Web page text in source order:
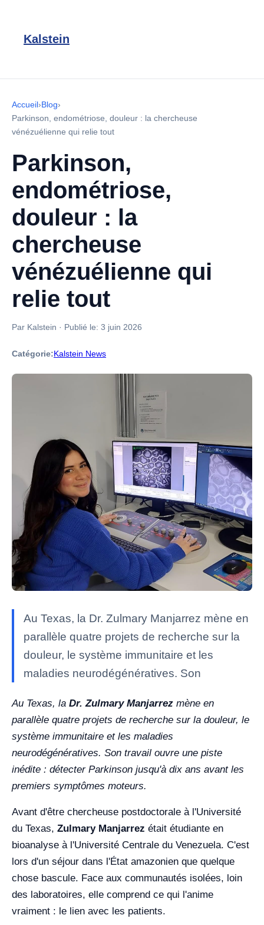
Kalstein
Accueil›Blog›
Parkinson, endométriose, douleur : la chercheuse
vénézuélienne qui relie tout
Parkinson,
endométriose,
douleur : la
chercheuse
vénézuélienne qui
relie tout
Par Kalstein · Publié le: 3 juin 2026
Catégorie:Kalstein News
Au Texas, la Dr. Zulmary Manjarrez mène en
parallèle quatre projets de recherche sur la
douleur, le système immunitaire et les
maladies neurodégénératives. Son
Au Texas, la Dr. Zulmary Manjarrez mène en
parallèle quatre projets de recherche sur la douleur, le
système immunitaire et les maladies
neurodégénératives. Son travail ouvre une piste
inédite : détecter Parkinson jusqu'à dix ans avant les
premiers symptômes moteurs.
Avant d'être chercheuse postdoctorale à l'Université
du Texas, Zulmary Manjarrez était étudiante en
bioanalyse à l'Université Centrale du Venezuela. C'est
lors d'un séjour dans l'État amazonien que quelque
chose bascule. Face aux communautés isolées, loin
des laboratoires, elle comprend ce qui l'anime
vraiment : le lien avec les patients.